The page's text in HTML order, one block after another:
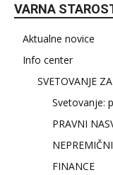
VARNA
Aktualne novice
Info center
SVETOVANJE
Svetovanje:
PRAVNI
FINANCE